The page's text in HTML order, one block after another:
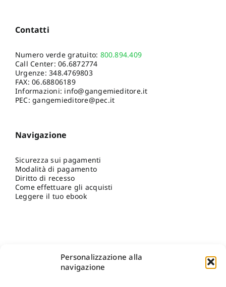
Personalizzazione alla
navigazione
Contatti
Numero verde gratuito: 800.894.409
Call Center:06.6872774
Urgenze:348.4769803
FAX: 06.68806189
Informazioni: info@gangemieditore.it
PEC: gangemieditore@pec.it
Navigazione
Sicurezza sui pagamenti
Modalità di pagamento
Diritto di recesso
Come effettuare gli acquisti
Leggere il tuo ebook